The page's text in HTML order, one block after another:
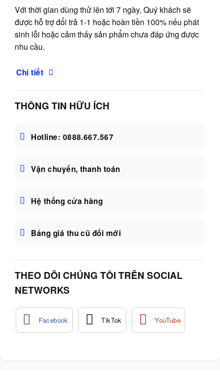
Với thời gian dùng thử lên tới 7 ngày, Quý khách sẽ
được hỗ trợ đổi trả 1-1 hoặc hoàn tiền 100% nếu phát
sinh lỗi hoặc cảm thấy sản phẩm chưa đáp ứng được
nhu cầu.
Chi tiết
THÔNG TIN HỮU ÍCH
Hotline: 0888.667.567
Vận chuyển, thanh toán
Hệ thống cửa hàng
Bảng giá thu cũ đổi mới
THEO DÕI CHÚNG TÔI TRÊN SOCIAL
NETWORKS